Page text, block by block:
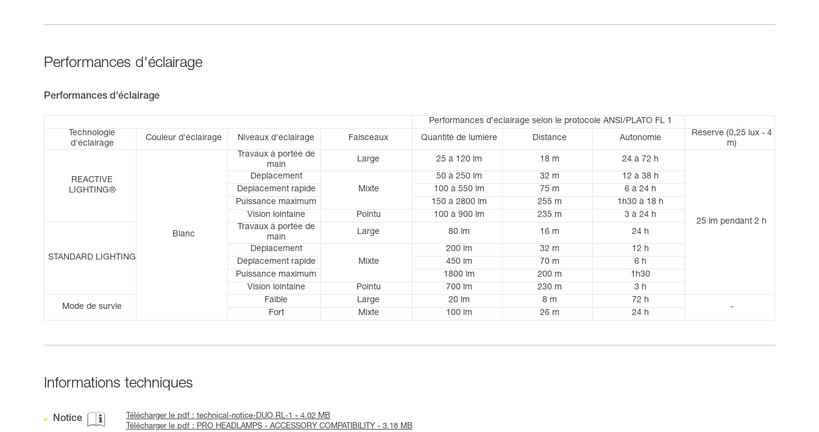
Performances d'éclairage
Performances d'éclairage
Performances d’éclairage selon le protocole ANSI/PLATO FL 1
Technologie
d'éclairage
Couleur d'éclairage Niveaux d'éclairage Faisceaux Quantité de lumière Distance Autonomie
Réserve (0,25 lux - 4
m)
REACTIVE
LIGHTING®
Blanc
Travaux à portée de
main
Large 25 à 120 lm 18 m 24 à 72 h
25 lm pendant 2 h
Déplacement
Mixte
50 à 250 lm 32 m
12 à 38 h
Déplacement rapide
100 à 550 lm 75 m
6 à 24 h
Puissance maximum
150 à 2800 lm 255 m
1h30 à 18 h
Vision lointaine
Pointu 100 à 900 lm 235 m 3 à 24 h
STANDARD LIGHTING
Travaux à portée de
main
Large 80 lm 16 m
24 h
Déplacement
Mixte
200 lm 32 m
12 h
Déplacement rapide
450 lm 70 m
6 h
Puissance maximum
1800 lm 200 m
1h30
Vision lointaine
Pointu 700 lm 230 m 3 h
Mode de survie
Faible Large 20 lm 8 m 72 h
-
Fort Mixte 100 lm 26 m 24 h
Informations techniques
Notice
Télécharger le pdf : technical-notice-DUO RL-1 - 4.02 MB
Télécharger le pdf : PRO HEADLAMPS - ACCESSORY COMPATIBILITY - 3.18 MB